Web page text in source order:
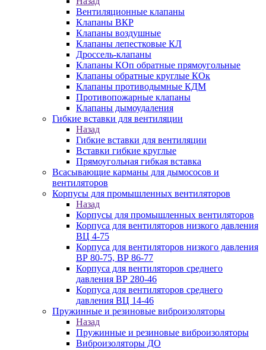
Вентиляционные клапаны
Клапаны ВКР
Клапаны воздушные
Клапаны лепестковые КЛ
Дроссель-клапаны
Клапаны КОп обратные прямоугольные
Клапаны обратные круглые КОк
Клапаны противодымные КДМ
Противопожарные клапаны
Клапаны дымоудаления
Гибкие вставки для вентиляции
Назад
Гибкие вставки для вентиляции
Вставки гибкие круглые
Прямоугольная гибкая вставка
Всасывающие карманы для дымососов и
вентиляторов
Корпусы для промышленных вентиляторов
Назад
Корпусы для промышленных вентиляторов
Корпуса для вентиляторов низкого давления
ВЦ 4-75
Корпуса для вентиляторов низкого давления
ВР 80-75, ВР 86-77
Корпуса для вентиляторов среднего
давления ВР 280-46
Корпуса для вентиляторов среднего
давления ВЦ 14-46
Пружинные и резиновые виброизоляторы
Назад
Пружинные и резиновые виброизоляторы
Виброизоляторы ДО